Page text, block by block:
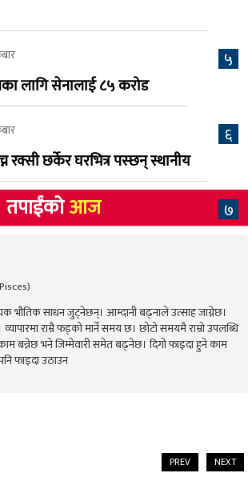
५
लागि सेनालाई ८५ करोड
६
रक्सी छर्केर घरभित्र पस्छन् स्थानीय
७
तपाईंकोआज
भौतिक साधन जुट्नेछन्। आम्दानी बढ्नाले उत्साह जाग्नेछ।
राम्रै फड्को मार्ने समय छ। छोटो समयमै राम्रो उपलब्धि
बन्नेछ भने जिम्मेवारी समेत बढ्नेछ। दिगो फाइदा हुने काम
फाइदा उठाउन
PREV NEXT